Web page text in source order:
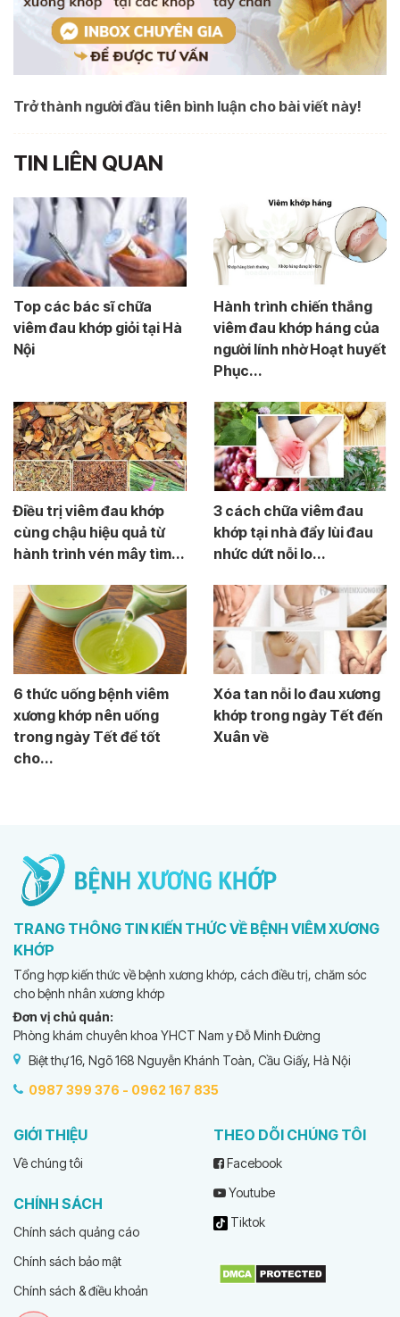
Trở thành người đầu tiên bình luận cho bài viết này!
TIN LIÊN QUAN
Top các bác sĩ chữa
viêm đau khớp giỏi tại Hà
Nội
Hành trình chiến thắng
viêm đau khớp háng của
người lính nhờ Hoạt huyết
Phục...
Điều trị viêm đau khớp
cùng chậu hiệu quả từ
hành trình vén mây tìm...
3 cách chữa viêm đau
khớp tại nhà đẩy lùi đau
nhức dứt nỗi lo...
6 thức uống bệnh viêm
xương khớp nên uống
trong ngày Tết để tốt
cho...
Xóa tan nỗi lo đau xương
khớp trong ngày Tết đến
Xuân về
TRANG THÔNG TIN KIẾN THỨC VỀ BỆNH VIÊM XƯƠNG
KHỚP
Tổng hợp kiến thức về bệnh xương khớp, cách điều trị, chăm sóc
cho bệnh nhân xương khớp
Đơn vị chủ quản:
Phòng khám chuyên khoa YHCT Nam y Đỗ Minh Đường
Biệt thự 16, Ngõ 168 Nguyễn Khánh Toàn, Cầu Giấy, Hà Nội
0987 399 376 - 0962 167 835
GIỚI THIỆU
Về chúng tôi
CHÍNH SÁCH
Chính sách quảng cáo
Chính sách bảo mật
Chính sách & điều khoản
THEO DÕI CHÚNG TÔI
Facebook
Youtube
Tiktok